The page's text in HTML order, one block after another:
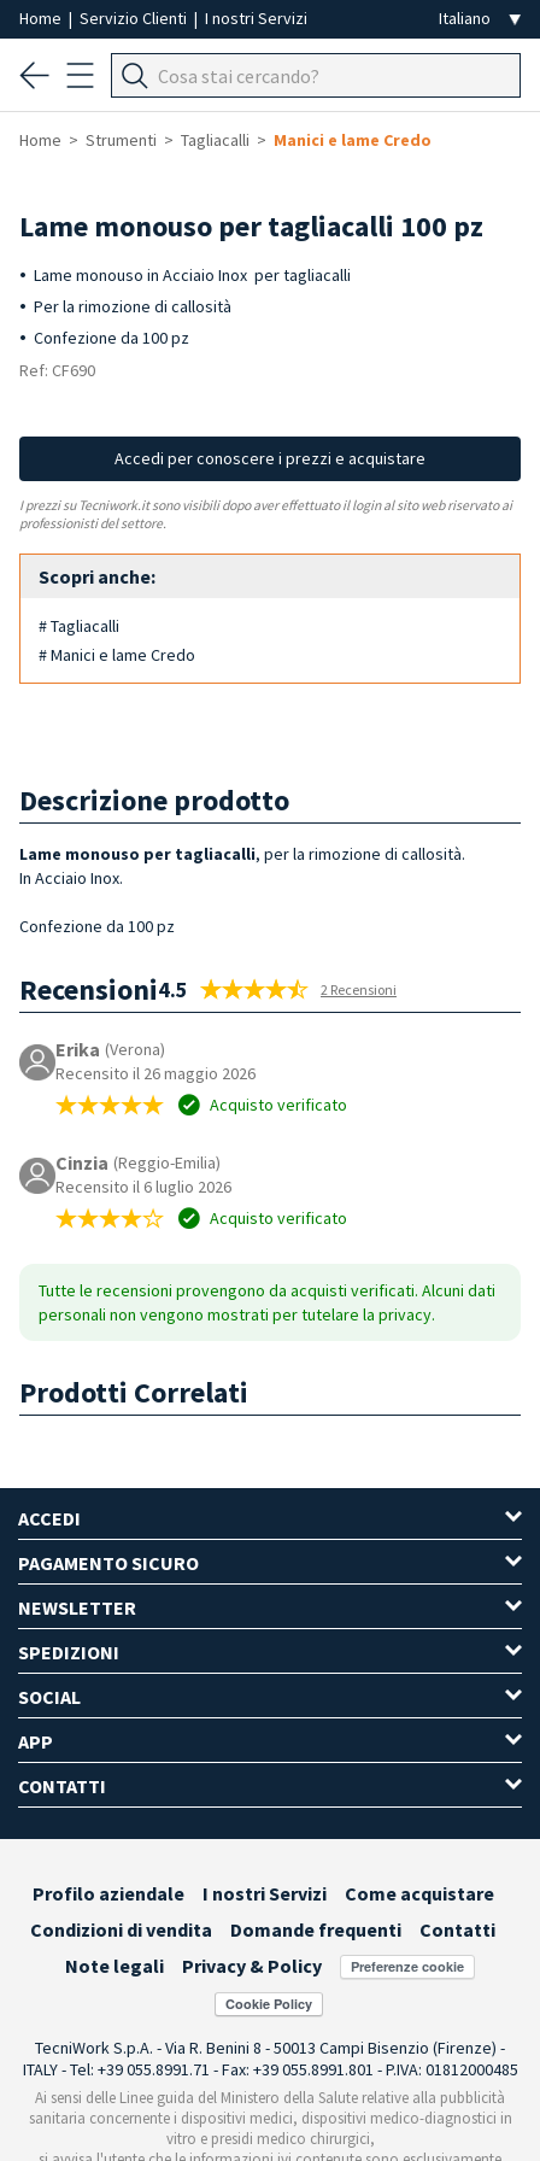
Home | Servizio Clienti | I nostri Servizi
Home Strumenti Tagliacalli Manici e lame Credo
Lame monouso per tagliacalli 100 pz
Lame monouso in Acciaio Inox per tagliacalli
Per la rimozione di callosità
Confezione da 100 pz
Ref: CF690
Accedi per conoscere i prezzi e acquistare
I prezzi su Tecniwork.it sono visibili dopo aver effettuato il login al sito web riservato ai
professionisti del settore.
Scopri anche:
# Tagliacalli
# Manici e lame Credo
Descrizione prodotto
Lame monouso per tagliacalli, per la rimozione di callosità.
In Acciaio Inox.
Confezione da 100 pz
Recensioni4.5 2 Recensioni
Erika (Verona)
Recensito il 26 maggio 2026
Acquisto verificato
Cinzia (Reggio-Emilia)
Recensito il 6 luglio 2026
Acquisto verificato
Tutte le recensioni provengono da acquisti verificati. Alcuni dati
personali non vengono mostrati per tutelare la privacy.
Prodotti Correlati
ACCEDI
PAGAMENTO SICURO
NEWSLETTER
SPEDIZIONI
SOCIAL
APP
CONTATTI
Profilo aziendale I nostri Servizi
Come acquistare
Condizioni di vendita
Domande frequenti
Contatti
Note legali
Privacy & Policy Preferenze cookie
TecniWork S.p.A. - Via R. Benini 8 - 50013 Campi Bisenzio (Firenze) -
ITALY - Tel: +39 055.8991.71 - Fax: +39 055.8991.801 - P.IVA: 01812000485
Ai sensi delle Linee guida del Ministero della Salute relative alla pubblicità
sanitaria concernente i dispositivi medici, dispositivi medico-diagnostici in
vitro e presidi medico chirurgici,